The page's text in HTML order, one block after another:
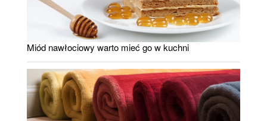
Miód nawłociowy warto mieć go w kuchni